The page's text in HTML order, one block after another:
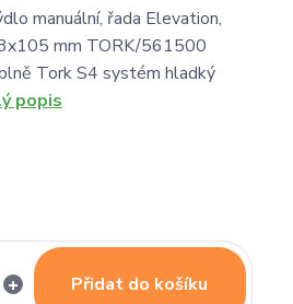
manuální, řada Elevation,
mm TORK/561500
Tork S4 systém hladký
popis
Přidat do košíku